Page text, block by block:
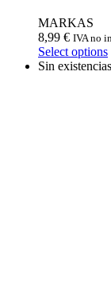
MARKAS
8,99 € IVA no
Select options
Sin existencias